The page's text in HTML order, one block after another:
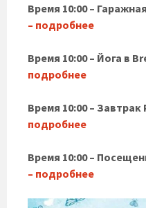
Время 10:00 –
– подробнее
Время 10:00 – Йога в
подробнее
Время 10:00 –
подробнее
Время 10:00 –
– подробнее